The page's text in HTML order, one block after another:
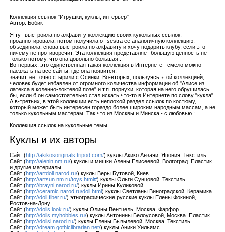
Коллекция ссылок "Игрушки, куклы, интерьер"
Автор: Бобик
Я тут выстроила по алфавиту коллекцию своих кукольных ссылок,
проаннотировала, потом получила от sestra ее аналогичную коллекцию,
объединила, снова выстроила по алфавиту и хочу подарить клубу, если это
ничему не противоречит. Эта коллекция представляет большую ценность не
только потому, что она довольно большая...
Во-первых, это единственная такая коллекция в Интернете - смело можно
наезжать на все сайты, где она появится,
значит, ее точно стырили с Осинки. Во-вторых, пользуясь этой коллекцией,
человек будет избавлен от огромного количества информации об "Алисе из
латекса в коленно-локтевой позе" и т.п. порнухи, которая на него обрушилась
бы, если б он самостоятельно стал искать что-то в Интернете по слову "кукла".
А в-третьих, в этой коллекции есть неплохой раздел ссылок по костюму,
который может быть интересен гораздо более широким народным массам, а не
только кукольным мастерам. Так что из Москвы и Минска - с любовью :
Коллекция ссылок на кукольные темы
Куклы и их авторы
Сайт (http://akikosoriginals.tripod.com/) куклы Акико Анзаяи, Япония. Текстиль.
Сайт (http://alenin.nm.ru/) куклы и мишки Алены Елисеевой, Волгоград. Пластик
и другие материалы.
Сайт (http://artdoll.narod.ru/) куклы Веры Бутовой, Киев.
Сайт (http://artsun.nm.ru/toys.html#) куклы Ольги Сунцовой. Текстиль.
Сайт (http://brayni.narod.ru/) куклы Ирины Куликовой.
Сайт (http://ceramic.narod.ru/doll.html) куклы Светланы Виноградской. Керамика.
Сайт (http://doll.fiber.ru/) этнографические русские куклы Елены Фокиной,
Ростов-на-Дону.
Сайт (http://dolls.look.ru/) куклы Олины Вентцель, Москва. Фарфор.
Сайт (http://dolls.myhobbies.ru/) куклы Антонины Белоусовой, Москва. Пластик.
Сайт (http://dollsi.narod.ru/) куклы Елены Бызылевой, Москва. Текстиль
Сайт (http://dream.gothiclibrarian.net/) куклы Аники Уильямс.